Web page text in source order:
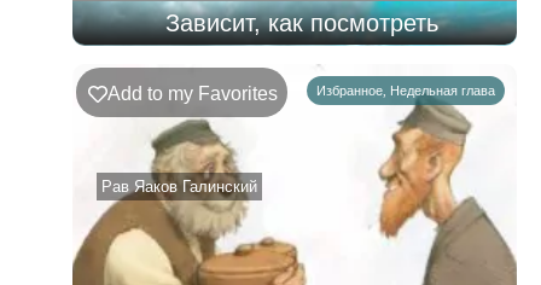
Зависит, как посмотреть
Избранное Недельная глава
Рав Яаков Галинский
Add to my Favorites